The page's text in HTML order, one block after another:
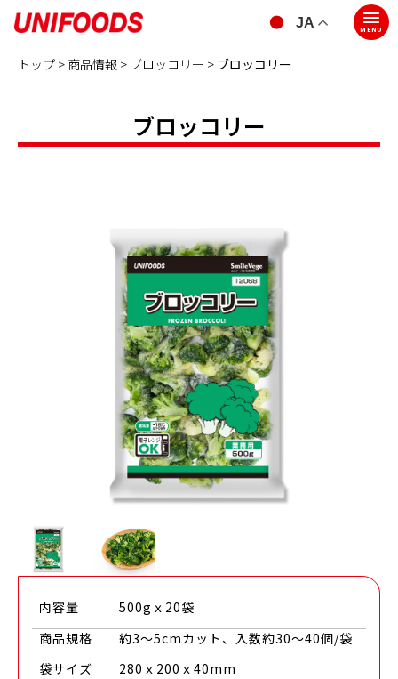
MENU
トップ > 商品情報 > ブロッコリー > ブロッコリー
ブロッコリー
内容量
500gｘ20袋
商品規格
約3～5cmカット、入数約30～40個/袋
袋サイズ
280ｘ200ｘ40mm
JA